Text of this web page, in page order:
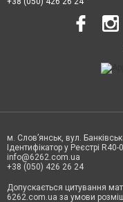
м. Слов’янськ, вул.
Ідентифікатор у Реєстрі R40-
info@6262.com.ua
+38 (050) 426 26 24
Допускається цитування
6262.com.ua за умови